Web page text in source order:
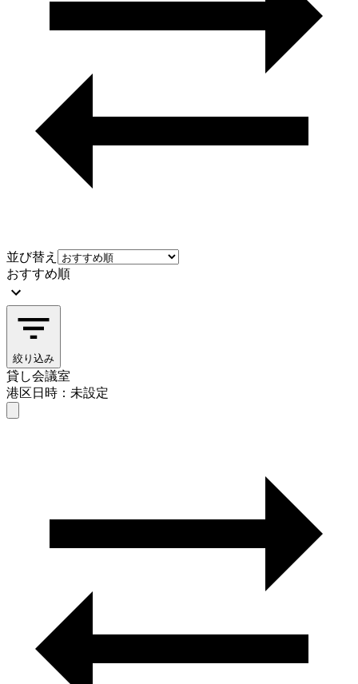
並び替え
おすすめ順
絞り込み
貸し会議室
港区日時：未設定